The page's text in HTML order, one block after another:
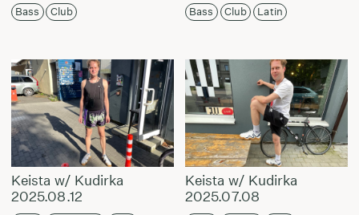
Bass Club Bass Club Latin
Keista w/ Kudirka
2025.08.12
Keista w/ Kudirka
2025.07.08